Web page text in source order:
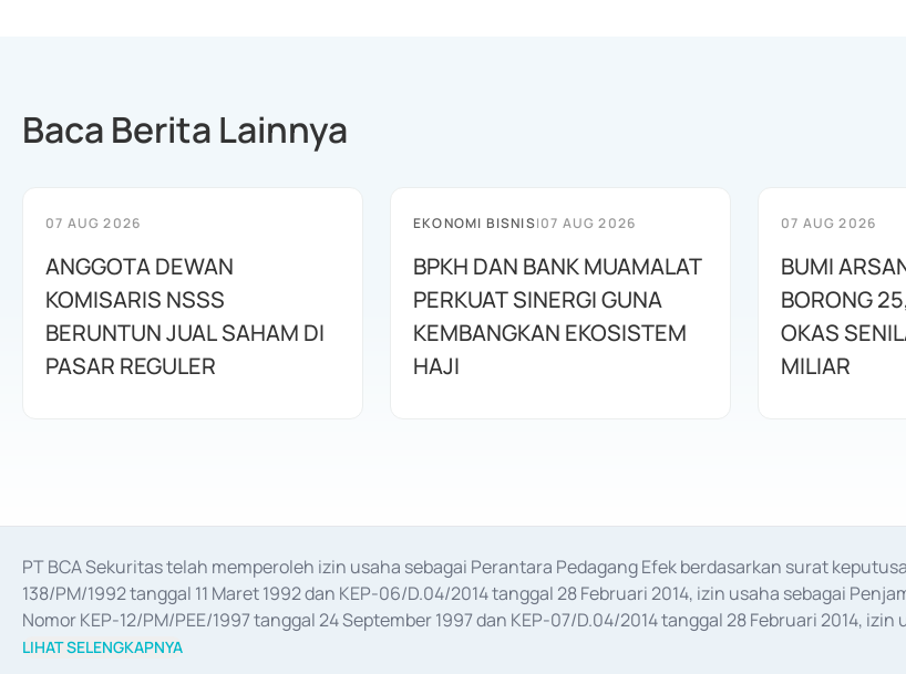
Baca Berita Lainnya
07 AUG 2026
ANGGOTA DEWAN
KOMISARIS NSSS
BERUNTUN JUAL SAHAM DI
PASAR REGULER
EKONOMI BISNIS|07 AUG 2026
BPKH DAN BANK MUAMALAT
PERKUAT SINERGI GUNA
KEMBANGKAN EKOSISTEM
HAJI
07 AUG 2026
BUMI
BORONG
OKAS
MILIAR
PT BCA Sekuritas telah memperoleh izin usaha sebagai Perantara Pedagang Efek berdasarkan surat
138/PM/1992 tanggal 11 Maret 1992 dan KEP-06/D.04/2014 tanggal 28 Februari 2014, izin usaha sebagai
Nomor KEP-12/PM/PEE/1997 tanggal 24 September 1997 dan KEP-07/D.04/2014 tanggal 28 Februari 2014,
merger, akuisisi, divestasi, dan
LIHAT SELENGKAPNYA